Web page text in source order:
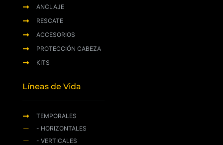
ANCLAJE
RESCATE
ACCESORIOS
PROTECCIÓN CABEZA
KITS
Líneas de Vida
TEMPORALES
- HORIZONTALES
- VERTICALES